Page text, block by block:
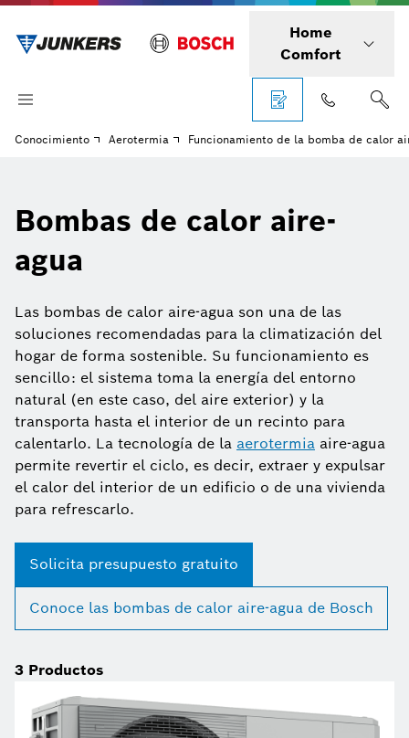
Home
Comfort
Conocimiento Aerotermia Funcionamiento de la bomba de calor
Bombas de calor aire-
agua
Las bombas de calor aire-agua son una de las
soluciones recomendadas para la climatización del
hogar de forma sostenible. Su funcionamiento es
sencillo: el sistema toma la energía del entorno
natural (en este caso, del aire exterior) y la
transporta hasta el interior de un recinto para
calentarlo. La tecnología de la aerotermia aire-agua
permite revertir el ciclo, es decir, extraer y expulsar
el calor del interior de un edificio o de una vivienda
para refrescarlo.
Solicita presupuesto gratuito
Conoce las bombas de calor aire-agua de Bosch
3 Productos